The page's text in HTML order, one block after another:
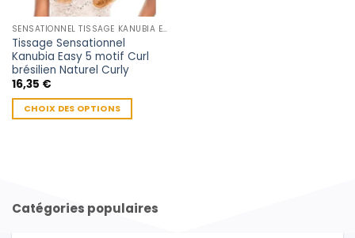
SENSATIONNEL TISSAGE KANUBIA EASY 5 BARAZILIAN HAIR
Tissage Sensationnel
Kanubia Easy 5 motif Curl
brésilien Naturel Curly
16,35 €
CHOIX DES OPTIONS
Les
Catégories populaires